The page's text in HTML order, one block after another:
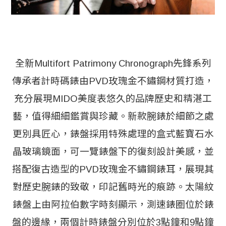
全新Multifort Patrimony Chronograph先鋒系列
傳承者計時碼錶由PVD玫瑰金不鏽鋼材質打造，
充分展現MIDO美度表悠久的品牌歷史和精湛工
藝，值得細細鑑賞與珍藏。新款腕錶於細節之處
更別具匠心，錶盤採用特殊處理的盒式藍寶石水
晶玻璃鏡面，可一覽錶盤下的復刻設計美感，並
搭配復古造型的PVD玫瑰金不鏽鋼錶耳，展現其
對歷史腕錶的致敬，印記舊時光的痕跡。太陽紋
錶盤上由阿拉伯數字時刻顯示，測速錶圈位於錶
盤的邊緣，兩個計時錶盤分別位於3點鐘和9點鐘